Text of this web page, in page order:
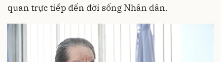
quan trực tiếp đến đời sống Nhân dân.